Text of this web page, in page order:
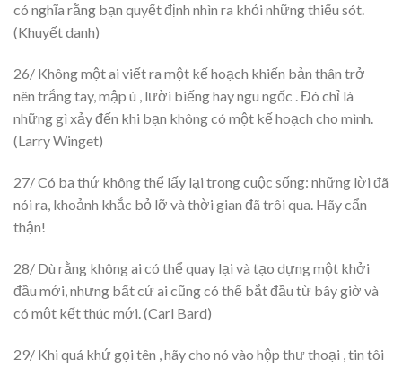
có nghĩa rằng bạn quyết định nhìn ra khỏi những thiếu sót.
(Khuyết danh)
26/ Không một ai viết ra một kế hoạch khiến bản thân trở
nên trắng tay, mập ú , lười biếng hay ngu ngốc . Đó chỉ là
những gì xảy đến khi bạn không có một kế hoạch cho mình.
(Larry Winget)
27/ Có ba thứ không thể lấy lại trong cuộc sống: những lời đã
nói ra, khoảnh khắc bỏ lỡ và thời gian đã trôi qua. Hãy cẩn
thận!
28/ Dù rằng không ai có thể quay lại và tạo dựng một khởi
đầu mới, nhưng bất cứ ai cũng có thể bắt đầu từ bây giờ và
có một kết thúc mới. (Carl Bard)
29/ Khi quá khứ gọi tên , hãy cho nó vào hộp thư thoại , tin tôi